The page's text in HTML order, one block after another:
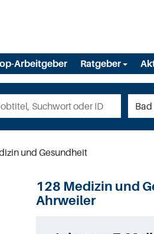
Arbeitgeber Ratgeber
und Gesundheit
128 Medizin und
Ahrweiler